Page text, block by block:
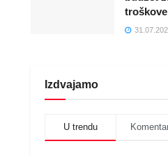
Izdvajamo
U trendu